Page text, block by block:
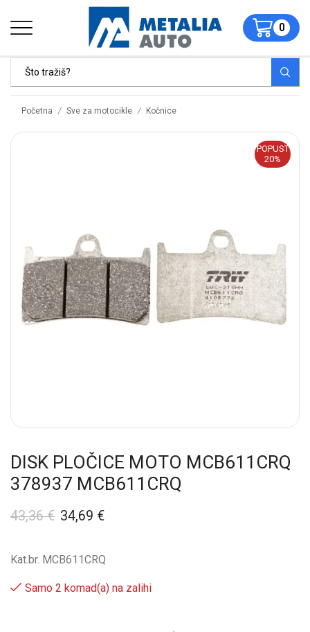
0
Početna / Sve za motocikle / Kočnice
POPUST
20%
DISK PLOČICE MOTO MCB611CRQ
378937 MCB611CRQ
43,36€ 34,69 €
Kat.br. MCB611CRQ
Samo 2 komad(a) na zalihi